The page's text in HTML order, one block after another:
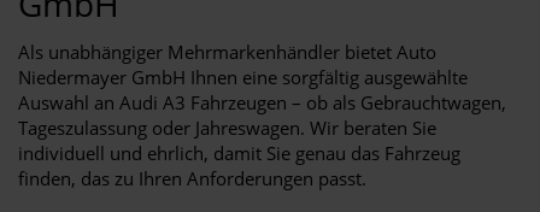
Als unabhängiger Mehrmarkenhändler bietet Auto
Niedermayer GmbH Ihnen eine sorgfältig ausgewählte
Auswahl an Audi A3 Fahrzeugen – ob als Gebrauchtwagen,
Tageszulassung oder Jahreswagen. Wir beraten Sie
individuell und ehrlich, damit Sie genau das Fahrzeug
finden, das zu Ihren Anforderungen passt.